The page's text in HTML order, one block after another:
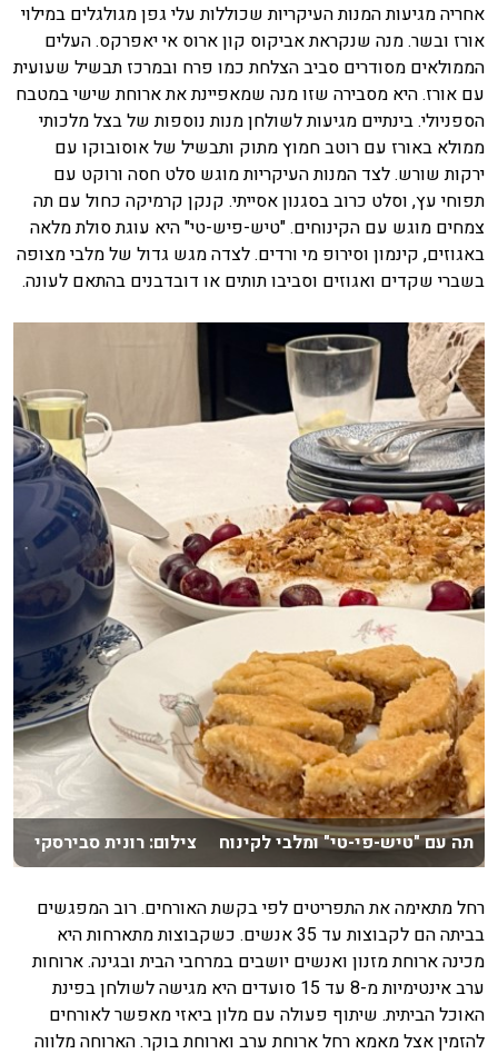
אחריה מגיעות המנות העיקריות שכוללות עלי גפן מגולגלים במילוי
אורז ובשר. מנה שנקראת אביקוס קון ארוס אי יאפרקס. העלים
הממולאים מסודרים סביב הצלחת כמו פרח ובמרכז תבשיל שעועית
עם אורז. היא מסבירה שזו מנה שמאפיינת את ארוחת שישי במטבח
הספניולי. בינתיים מגיעות לשולחן מנות נוספות של בצל מלכותי
ממולא באורז עם רוטב חמוץ מתוק ותבשיל של אוסובוקו עם
ירקות שורש. לצד המנות העיקריות מוגש סלט חסה ורוקט עם
תפוחי עץ, וסלט כרוב בסגנון אסייתי. קנקן קרמיקה כחול עם תה
צמחים מוגש עם הקינוחים. "טיש-פיש-טי" היא עוגת סולת מלאה
באגוזים, קינמון וסירופ מי ורדים. לצדה מגש גדול של מלבי מצופה
בשברי שקדים ואגוזים וסביבו תותים או דובדבנים בהתאם לעונה.
תה עם "טיש-פי-טי" ומלבי לקינוח צילום: רונית סבירסקי
רחל מתאימה את התפריטים לפי בקשת האורחים. רוב המפגשים
בביתה הם לקבוצות עד 35 אנשים. כשקבוצות מתארחות היא
מכינה ארוחת מזנון ואנשים יושבים במרחבי הבית ובגינה. ארוחות
ערב אינטימיות מ-8 עד 15 סועדים היא מגישה לשולחן בפינת
האוכל הביתית. שיתוף פעולה עם מלון ביאזי מאפשר לאורחים
להזמין אצל מאמא רחל ארוחת ערב וארוחת בוקר. הארוחה מלווה